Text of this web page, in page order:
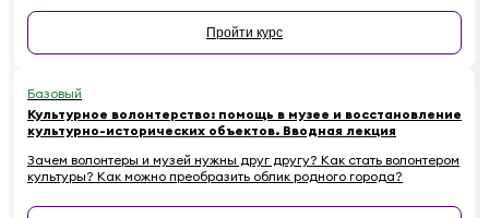
распространенных ошибок.
Пройти курс
Базовый
Культурное волонтерство: помощь в музее и восстановление
культурно-исторических объектов. Вводная лекция
Зачем волонтеры и музей нужны друг другу? Как стать волонтером
культуры? Как можно преобразить облик родного города?